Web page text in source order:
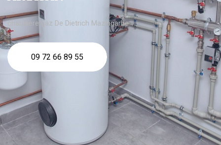
chaudière gaz De Dietrich Mazingarbe
09 72 66 89 55